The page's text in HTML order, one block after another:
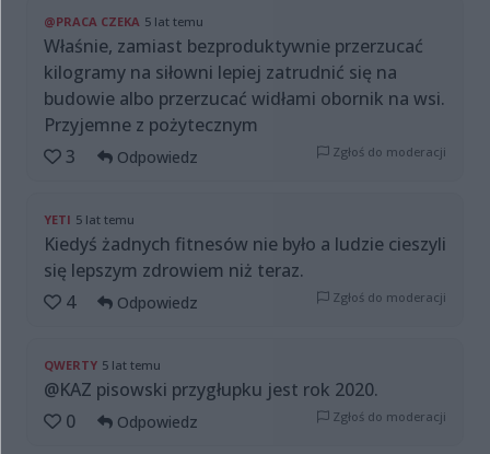
@PRACA CZEKA 5 lat temu
Właśnie, zamiast bezproduktywnie przerzucać
kilogramy na siłowni lepiej zatrudnić się na
budowie albo przerzucać widłami obornik na wsi.
Przyjemne z pożytecznym
3
Odpowiedz Zgłoś do moderacji
YETI 5 lat temu
Kiedyś żadnych fitnesów nie było a ludzie cieszyli
się lepszym zdrowiem niż teraz.
4
Odpowiedz Zgłoś do moderacji
QWERTY 5 lat temu
@KAZ pisowski przygłupku jest rok 2020.
0
Odpowiedz Zgłoś do moderacji